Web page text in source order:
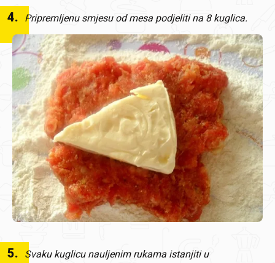
4. Pripremljenu smjesu od mesa podjeliti na 8 kuglica.
5.
Svaku kuglicu nauljenim rukama istanjiti u